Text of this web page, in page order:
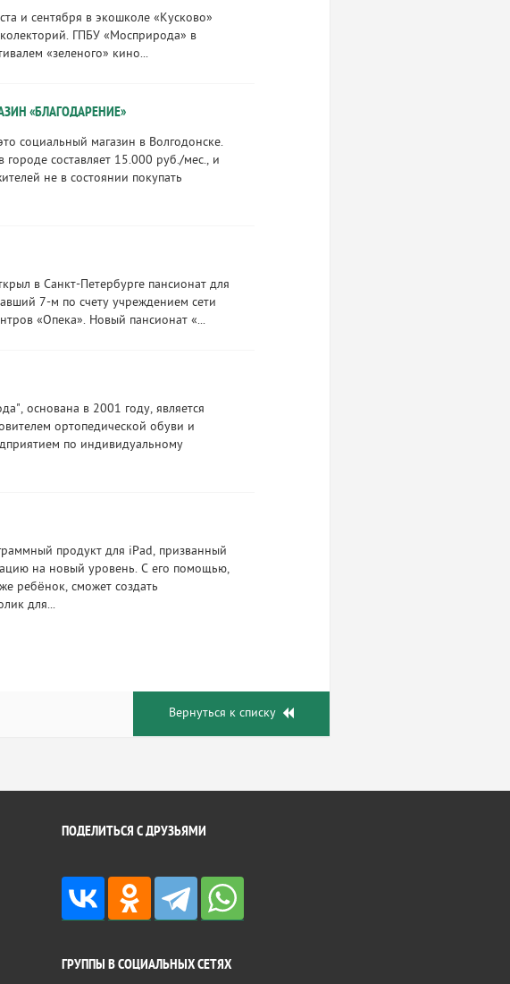
и сентября в экошколе «Кусково»
ГПБУ «Мосприрода» в
«зеленого» кино...
«БЛАГОДАРЕНИЕ»
социальный магазин в Волгодонске.
городе составляет 15.000 руб./мес., и
не в состоянии покупать
в Санкт-Петербурге пансионат для
7-м по счету учреждением сети
«Опека». Новый пансионат «...
основана в 2001 году, является
ортопедической обуви и
по индивидуальному
продукт для iPad, призванный
на новый уровень. С его помощью,
ребёнок, сможет создать
для...
Вернуться к списку
ПОДЕЛИТЬСЯ С ДРУЗЬЯМИ
ГРУППЫ В СОЦИАЛЬНЫХ СЕТЯХ